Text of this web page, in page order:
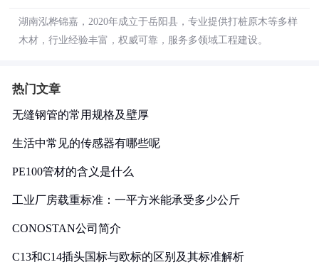
湖南泓桦锦嘉，2020年成立于岳阳县，专业提供打桩原木等多样
木材，行业经验丰富，权威可靠，服务多领域工程建设。
热门文章
无缝钢管的常用规格及壁厚
生活中常见的传感器有哪些呢
PE100管材的含义是什么
工业厂房载重标准：一平方米能承受多少公斤
CONOSTAN公司简介
C13和C14插头国标与欧标的区别及其标准解析